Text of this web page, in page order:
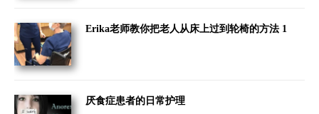
Erika老师教你把老人从床上过到轮椅的方法 1
厌食症患者的日常护理